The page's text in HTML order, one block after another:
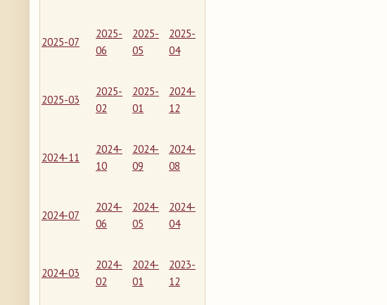
2025-07
2025-
06
2025-
05
2025-
04
2025-03
2025-
02
2025-
01
2024-
12
2024-11
2024-
10
2024-
09
2024-
08
2024-07
2024-
06
2024-
05
2024-
04
2024-03
2024-
02
2024-
01
2023-
12